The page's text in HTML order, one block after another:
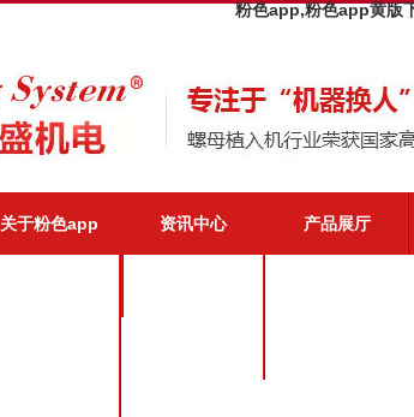
粉色app,粉色app黄版
关于粉色app 资讯中心 产品展厅